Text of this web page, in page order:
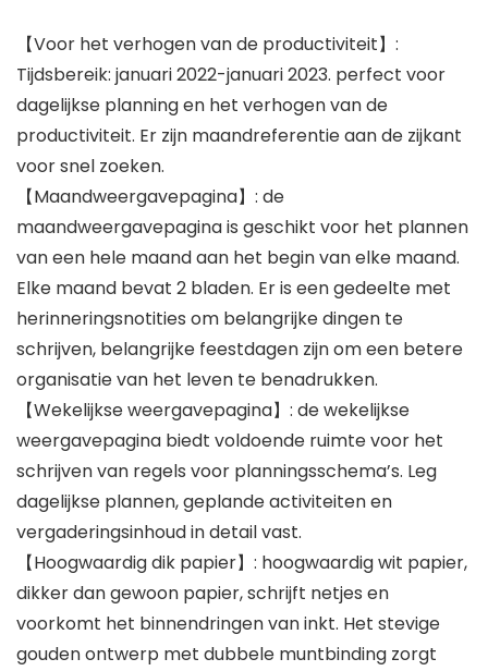
【Voor het verhogen van de productiviteit】:
Tijdsbereik: januari 2022-januari 2023. perfect voor
dagelijkse planning en het verhogen van de
productiviteit. Er zijn maandreferentie aan de zijkant
voor snel zoeken.
【Maandweergavepagina】: de
maandweergavepagina is geschikt voor het plannen
van een hele maand aan het begin van elke maand.
Elke maand bevat 2 bladen. Er is een gedeelte met
herinneringsnotities om belangrijke dingen te
schrijven, belangrijke feestdagen zijn om een ​​betere
organisatie van het leven te benadrukken.
【Wekelijkse weergavepagina】: de wekelijkse
weergavepagina biedt voldoende ruimte voor het
schrijven van regels voor planningsschema’s. Leg
dagelijkse plannen, geplande activiteiten en
vergaderingsinhoud in detail vast.
【Hoogwaardig dik papier】: hoogwaardig wit papier,
dikker dan gewoon papier, schrijft netjes en
voorkomt het binnendringen van inkt. Het stevige
gouden ontwerp met dubbele muntbinding zorgt